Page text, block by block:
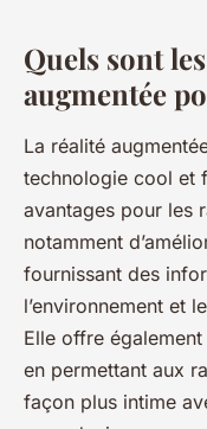
Quels sont
augmentée
La réalité
technologie cool et
avantages pour les
notamment
fournissant des
l’environnement et
Elle offre
en permettant aux
façon plus intime